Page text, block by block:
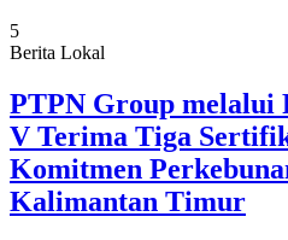
5
Berita Lokal
PTPN Group melalui
V Terima Tiga
Komitmen
Kalimantan Timur